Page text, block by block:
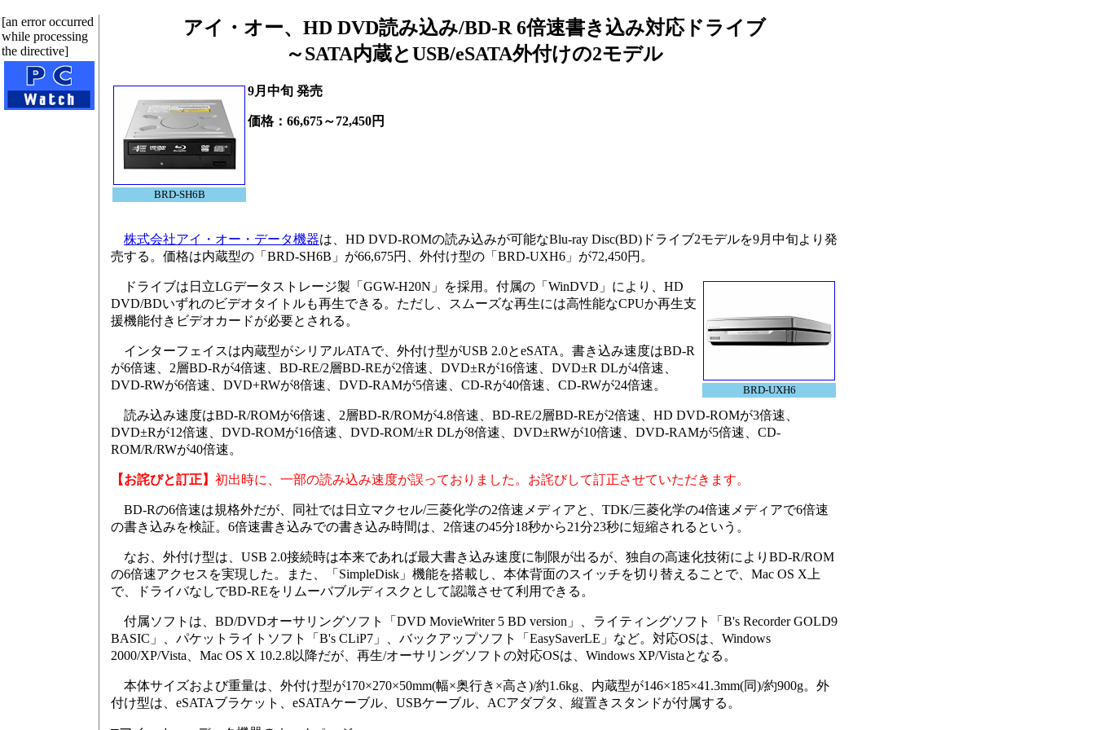
[an error occurred
while processing
the directive]
アイ・オー、HD DVD読み込み/BD-R 6倍速書き込み対応ドライブ
～SATA内蔵とUSB/eSATA外付けの2モデル
BRD-SH6B
9月中旬 発売
価格：66,675～72,450円
株式会社アイ・オー・データ機器は、HD DVD-ROMの読み込みが可能なBlu-ray Disc(BD)ドライブ2モデルを9月中旬より発
売する。価格は内蔵型の「BRD-SH6B」が66,675円、外付け型の「BRD-UXH6」が72,450円。
BRD-UXH6
ドライブは日立LGデータストレージ製「GGW-H20N」を採用。付属の「WinDVD」により、HD
DVD/BDいずれのビデオタイトルも再生できる。ただし、スムーズな再生には高性能なCPUか再生支
援機能付きビデオカードが必要とされる。
インターフェイスは内蔵型がシリアルATAで、外付け型がUSB 2.0とeSATA。書き込み速度はBD-R
が6倍速、2層BD-Rが4倍速、BD-RE/2層BD-REが2倍速、DVD±Rが16倍速、DVD±R DLが4倍速、
DVD-RWが6倍速、DVD+RWが8倍速、DVD-RAMが5倍速、CD-Rが40倍速、CD-RWが24倍速。
読み込み速度はBD-R/ROMが6倍速、2層BD-R/ROMが4.8倍速、BD-RE/2層BD-REが2倍速、HD DVD-ROMが3倍速、
DVD±Rが12倍速、DVD-ROMが16倍速、DVD-ROM/±R DLが8倍速、DVD±RWが10倍速、DVD-RAMが5倍速、CD-
ROM/R/RWが40倍速。
【お詫びと訂正】 初出時に、一部の読み込み速度が誤っておりました。お詫びして訂正させていただきます。
BD-Rの6倍速は規格外だが、同社では日立マクセル/三菱化学の2倍速メディアと、TDK/三菱化学の4倍速メディアで6倍速
の書き込みを検証。6倍速書き込みでの書き込み時間は、2倍速の45分18秒から21分23秒に短縮されるという。
なお、外付け型は、USB 2.0接続時は本来であれば最大書き込み速度に制限が出るが、独自の高速化技術によりBD-R/ROM
の6倍速アクセスを実現した。また、「SimpleDisk」機能を搭載し、本体背面のスイッチを切り替えることで、Mac OS X上
で、ドライバなしでBD-REをリムーバブルディスクとして認識させて利用できる。
付属ソフトは、BD/DVDオーサリングソフト「DVD MovieWriter 5 BD version」、ライティングソフト「B's Recorder GOLD9
BASIC」、パケットライトソフト「B's CLiP7」、バックアップソフト「EasySaverLE」など。対応OSは、Windows
2000/XP/Vista、Mac OS X 10.2.8以降だが、再生/オーサリングソフトの対応OSは、Windows XP/Vistaとなる。
本体サイズおよび重量は、外付け型が170×270×50mm(幅×奥行き×高さ)/約1.6kg、内蔵型が146×185×41.3mm(同)/約900g。外
付け型は、eSATAブラケット、eSATAケーブル、USBケーブル、ACアダプタ、縦置きスタンドが付属する。